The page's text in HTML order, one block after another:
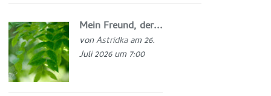
Mein Freund, der...
vonAstridkaam 26.
Juli 2026 um 7:00